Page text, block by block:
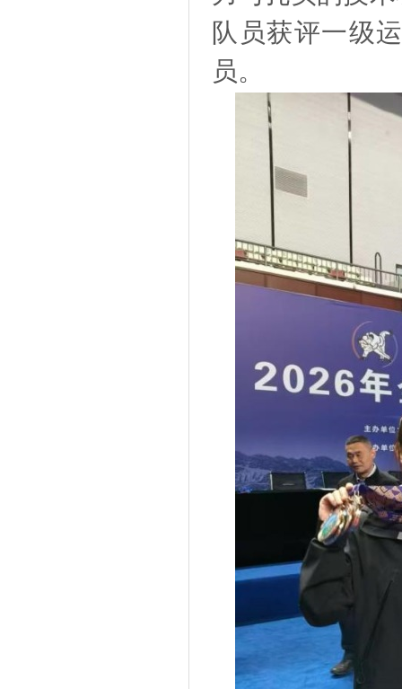
队员获评一级
员。